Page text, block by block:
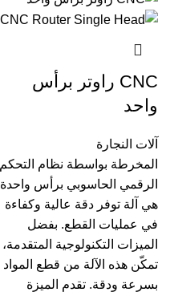
CNC راوتر برأس
واحد
آلات النجارة
المخرطة بواسطة نظام التحكم
الرقمي الحاسوبي برأس واحدة
هي آلة توفر دقة عالية وكفاءة
في عمليات القطع. بفضل
الميزات التكنولوجية المتقدمة،
تمكّن هذه الآلة من قطع المواد
بسرعة ودقة. تقدم الميزة